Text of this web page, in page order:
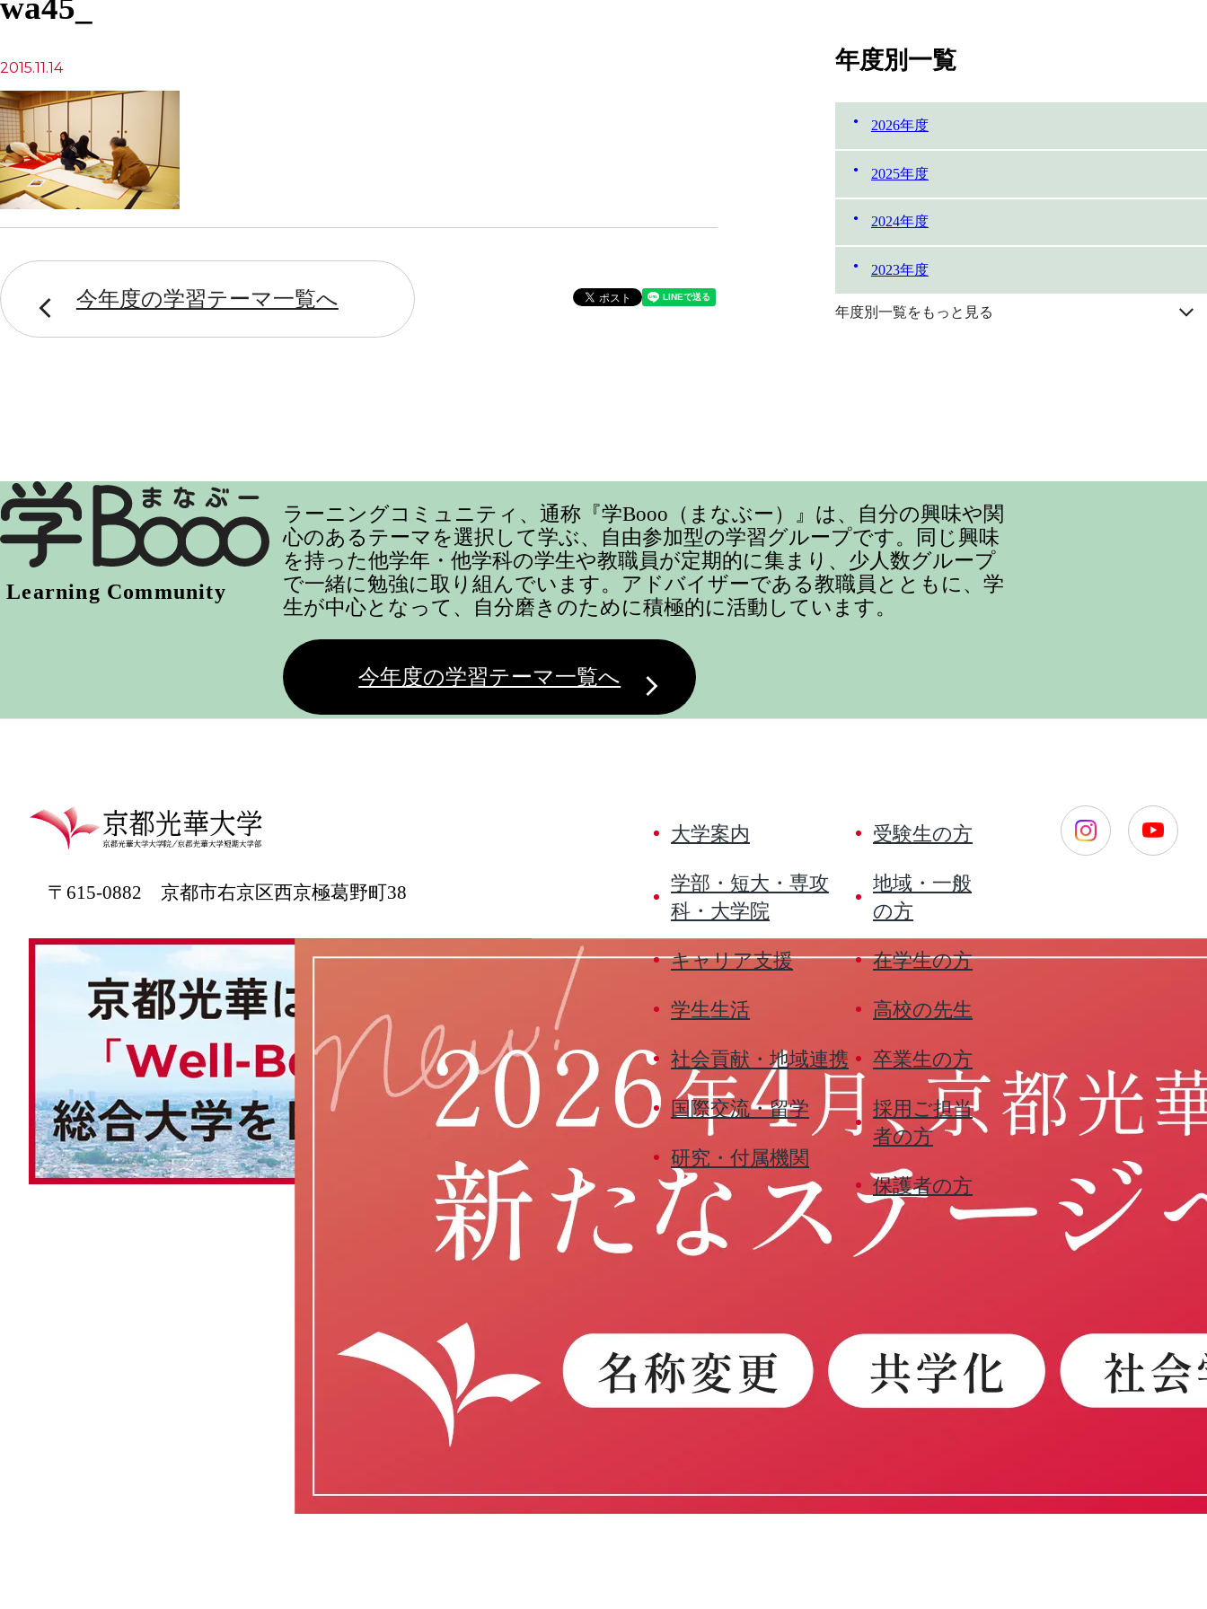
wa45_
2015.11.14
今年度の学習テーマ一覧へ
年度別一覧
2026年度
2025年度
2024年度
2023年度
年度別一覧をもっと見る
ラーニングコミュニティ、通称『学Booo（まなぶー）』は、自分の興味や関
心のあるテーマを選択して学ぶ、自由参加型の学習グループです。同じ興味
を持った他学年・他学科の学生や教職員が定期的に集まり、少人数グループ
で一緒に勉強に取り組んでいます。アドバイザーである教職員とともに、学
生が中心となって、自分磨きのために積極的に活動しています。
今年度の学習テーマ一覧へ
〒615-0882 京都市右京区西京極葛野町38
大学案内
学部・短大・専攻
科・大学院
キャリア支援
学生生活
社会貢献・地域連携
国際交流・留学
研究・付属機関
受験生の方
地域・一般
の方
在学生の方
高校の先生
卒業生の方
採用ご担当
者の方
保護者の方